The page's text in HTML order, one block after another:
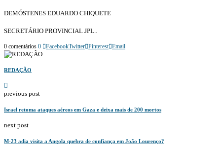
DEMÓSTENES EDUARDO CHIQUETE
SECRETÁRIO PROVINCIAL JPL..
0 comentários 0 FacebookTwitter Pinterest Email
REDAÇÃO
previous post
Israel retoma ataques aéreos em Gaza e deixa mais de 200 mortos
next post
M-23 adia visita a Angola quebra de confiança em João Lourenço?